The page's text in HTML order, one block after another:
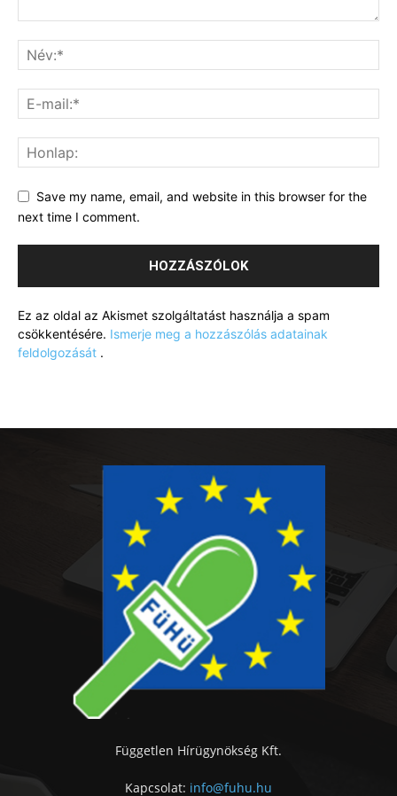
Save my name, email, and website in this browser for the
next time I comment.
Ez az oldal az Akismet szolgáltatást használja a spam
csökkentésére. Ismerje meg a hozzászólás adatainak
feldolgozását .
Független Hírügynökség Kft.
Kapcsolat: info@fuhu.hu